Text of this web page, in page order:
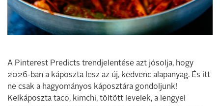
A Pinterest Predicts trendjelentése azt jósolja, hogy
2026-ban a káposzta lesz az új, kedvenc alapanyag. És itt
ne csak a hagyományos káposztára gondoljunk!
Kelkáposzta taco, kimchi, töltött levelek, a lengyel